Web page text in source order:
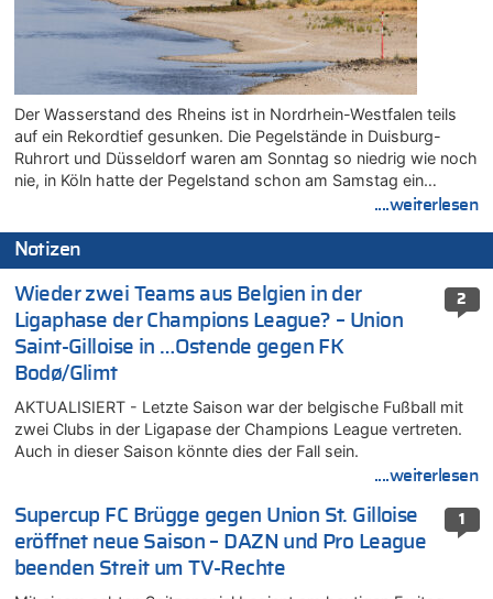
Der Wasserstand des Rheins ist in Nordrhein-Westfalen teils
auf ein Rekordtief gesunken. Die Pegelstände in Duisburg-
Ruhrort und Düsseldorf waren am Sonntag so niedrig wie noch
nie, in Köln hatte der Pegelstand schon am Samstag ein…
....weiterlesen
Notizen
2
Wieder zwei Teams aus Belgien in der
Ligaphase der Champions League? – Union
Saint-Gilloise in …Ostende gegen FK
Bodø/Glimt
AKTUALISIERT - Letzte Saison war der belgische Fußball mit
zwei Clubs in der Ligapase der Champions League vertreten.
Auch in dieser Saison könnte dies der Fall sein.
....weiterlesen
1
Supercup FC Brügge gegen Union St. Gilloise
eröffnet neue Saison – DAZN und Pro League
beenden Streit um TV-Rechte